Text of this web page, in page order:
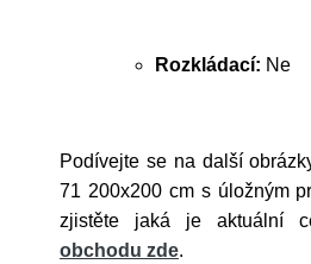
Rozkládací: Ne
Podívejte se na další
71 200x200 cm s úložným
zjistěte jaká je aktuální
obchodu zde.